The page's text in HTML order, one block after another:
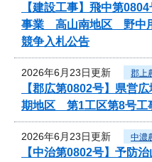
【建設工事】飛中第
事業 高山南地区 野中
競争入札公告
2026年6月23日更新 郡上
【郡広第0802号】県営
期地区 第1工区第8号工
2026年6月23日更新 中濃
【中治第0802号】予